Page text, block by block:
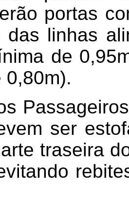
portas
das linhas
de
0,80m).
ser
traseira